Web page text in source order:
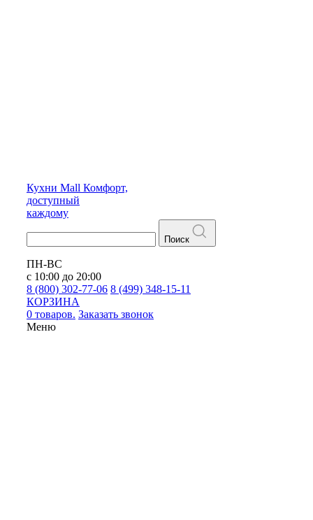
Кухни Mall Комфорт,
доступный
каждому
Поиск
ПН-ВС
с 10:00 до 20:00
8 (800) 302-77-06 8 (499) 348-15-11
КОРЗИНА
0 товаров. Заказать звонок
Меню